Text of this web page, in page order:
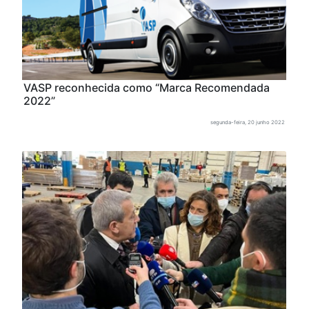
VASP reconhecida como “Marca Recomendada
2022”
segunda-feira, 20 junho 2022